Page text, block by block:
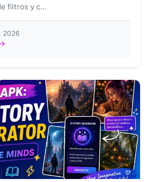
filtros y c...
2026
vs Canva: La mejor herramienta de